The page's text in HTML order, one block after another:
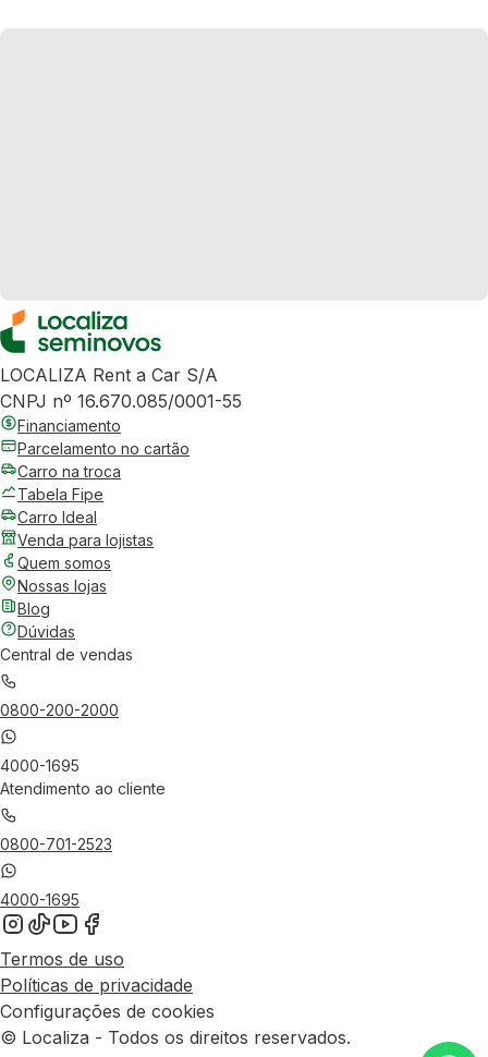
LOCALIZA Rent a Car S/A
CNPJ nº 16.670.085/0001-55
Financiamento
Parcelamento no cartão
Carro na troca
Tabela Fipe
Carro Ideal
Venda para lojistas
Quem somos
Nossas lojas
Blog
Dúvidas
Central de vendas
0800-200-2000
4000-1695
Atendimento ao cliente
0800-701-2523
4000-1695
Termos de uso
Políticas de privacidade
Configurações de cookies
© Localiza - Todos os direitos reservados.